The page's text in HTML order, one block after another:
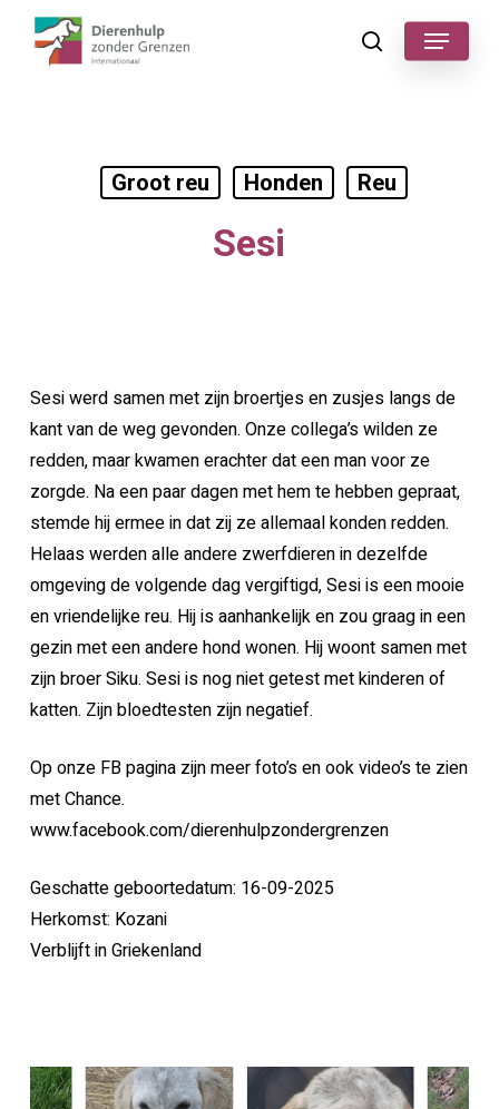
search
Menu
Groot reu Honden Reu
Sesi
Sesi werd samen met zijn broertjes en zusjes langs de
kant van de weg gevonden. Onze collega’s wilden ze
redden, maar kwamen erachter dat een man voor ze
zorgde. Na een paar dagen met hem te hebben gepraat,
stemde hij ermee in dat zij ze allemaal konden redden.
Helaas werden alle andere zwerfdieren in dezelfde
omgeving de volgende dag vergiftigd, Sesi is een mooie
en vriendelijke reu. Hij is aanhankelijk en zou graag in een
gezin met een andere hond wonen. Hij woont samen met
zijn broer Siku. Sesi is nog niet getest met kinderen of
katten. Zijn bloedtesten zijn negatief.
Op onze FB pagina zijn meer foto’s en ook video’s te zien
met Chance.
www.facebook.com/dierenhulpzondergrenzen
Geschatte geboortedatum: 16-09-2025
Herkomst: Kozani
Verblijft in Griekenland